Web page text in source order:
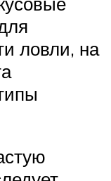
ловли, на